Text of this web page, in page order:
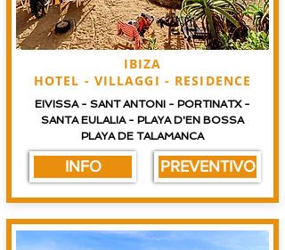
IBIZA
HOTEL - VILLAGGI - RESIDENCE
EIVISSA - SANT ANTONI - PORTINATX -
SANTA EULALIA - PLAYA D'EN BOSSA
PLAYA DE TALAMANCA
INFO PREVENTIVO